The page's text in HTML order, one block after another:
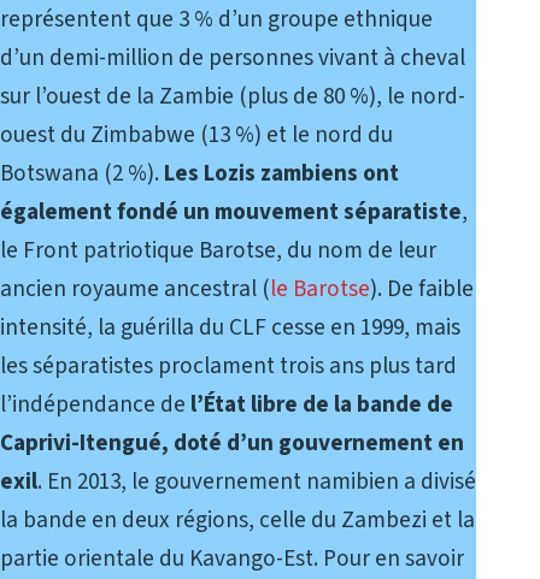
représentent que 3 % d’un groupe ethnique
d’un demi-million de personnes vivant à cheval
sur l’ouest de la Zambie (plus de 80 %), le nord-
ouest du Zimbabwe (13 %) et le nord du
Botswana (2 %). Les Lozis zambiens ont
également fondé un mouvement séparatiste,
le Front patriotique Barotse, du nom de leur
ancien royaume ancestral (le Barotse). De faible
intensité, la guérilla du CLF cesse en 1999, mais
les séparatistes proclament trois ans plus tard
l’indépendance de l’État libre de la bande de
Caprivi-Itengué, doté d’un gouvernement en
exil. En 2013, le gouvernement namibien a divisé
la bande en deux régions, celle du Zambezi et la
partie orientale du Kavango-Est. Pour en savoir